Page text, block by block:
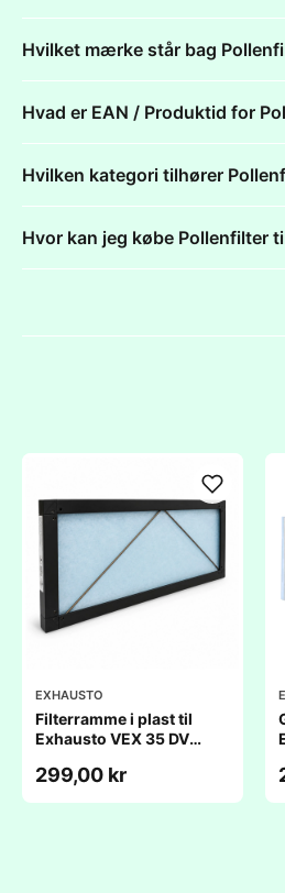
Hvilket mærke står bag
Hvad er EAN / Produktid for
Hvilken kategori tilhører
Hvor kan jeg købe Pollenfilter
EXHAUSTO
Filterramme i plast til
Exhausto VEX 35 DV
299,00 kr